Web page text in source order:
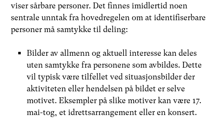
viser sårbare personer. Det finnes imidlertid noen
sentrale unntak fra hovedregelen om at identifiserbare
personer må samtykke til deling:
Bilder av allmenn og aktuell interesse kan deles
uten samtykke fra personene som avbildes. Dette
vil typisk være tilfellet ved situasjonsbilder der
aktiviteten eller hendelsen på bildet er selve
motivet. Eksempler på slike motiver kan være 17.
mai-tog, et idrettsarrangement eller en konsert.